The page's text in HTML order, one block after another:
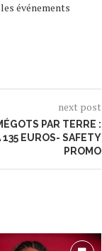
événements
next post
PAR TERRE :
135 EUROS- SAFETY
PROMO